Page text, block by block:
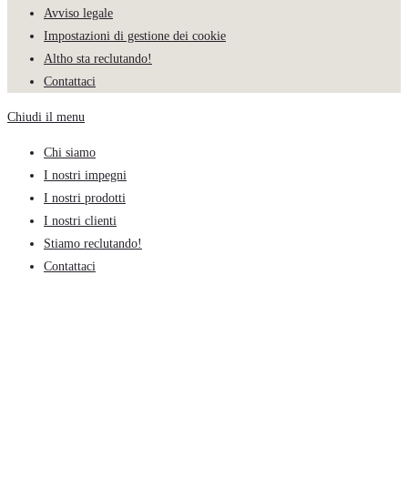
Avviso legale
Impostazioni di gestione dei cookie
Altho sta reclutando!
Contattaci
Chiudi il menu
Chi siamo
I nostri impegni
I nostri prodotti
I nostri clienti
Stiamo reclutando!
Contattaci